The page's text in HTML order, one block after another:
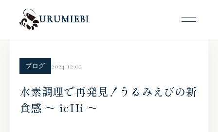
URUMIEBI
ブログ 2024.12.02
水素調理で再発見！うるみえびの新
食感 ～ icHi ～